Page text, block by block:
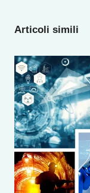
Articoli simili